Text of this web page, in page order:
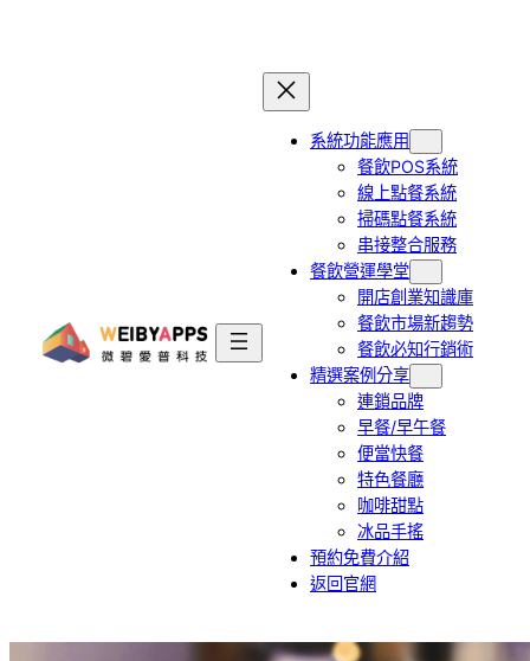
系統功能應用
餐飲POS系統
線上點餐系統
掃碼點餐系統
串接整合服務
餐飲營運學堂
開店創業知識庫
餐飲市場新趨勢
餐飲必知行銷術
精選案例分享
連鎖品牌
早餐/早午餐
便當快餐
特色餐廳
咖啡甜點
冰品手搖
預約免費介紹
返回官網